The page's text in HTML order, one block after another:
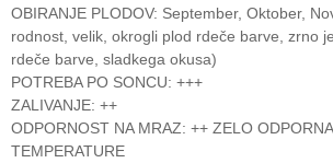
OBIRANJE PLODOV: September, Oktober,
rodnost, velik, okrogli plod rdeče barve, zrno
rdeče barve, sladkega okusa)
POTREBA PO SONCU: +++
ZALIVANJE: ++
ODPORNOST NA MRAZ: ++ ZELO
TEMPERATURE